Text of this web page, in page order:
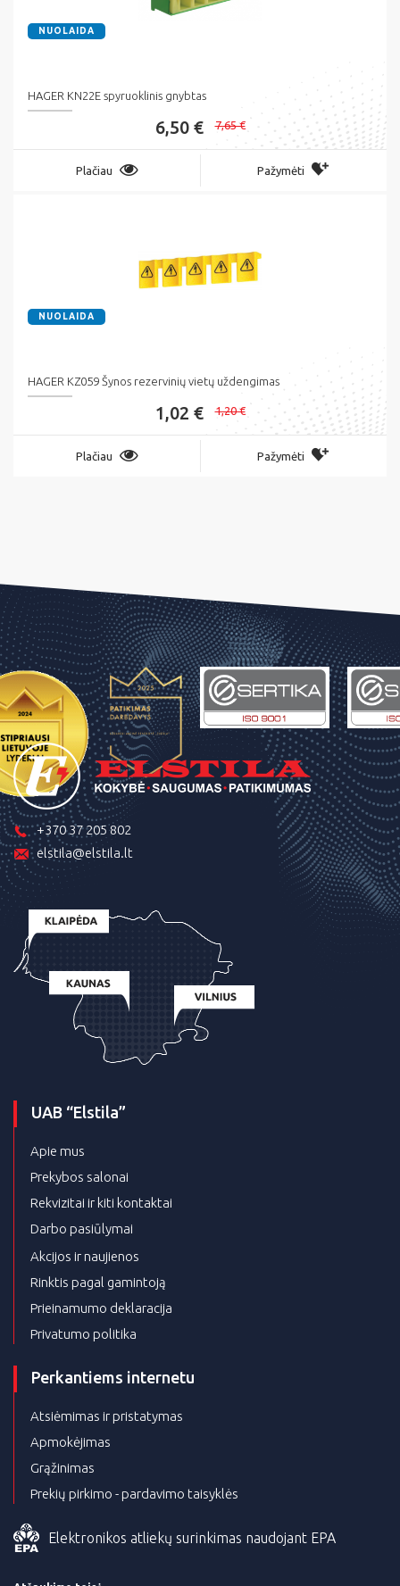
NUOLAIDA
HAGER KN22E spyruoklinis gnybtas
6,50 € 7,65 €
Plačiau Pažymėti
NUOLAIDA
HAGER KZ059 Šynos rezervinių vietų uždengimas
1,02 € 1,20 €
Plačiau Pažymėti
+370 37 205 802
elstila@elstila.lt
UAB “Elstila”
Apie mus
Prekybos salonai
Rekvizitai ir kiti kontaktai
Darbo pasiūlymai
Akcijos ir naujienos
Rinktis pagal gamintoją
Prieinamumo deklaracija
Privatumo politika
Perkantiems internetu
Atsiėmimas ir pristatymas
Apmokėjimas
Grąžinimas
Prekių pirkimo - pardavimo taisyklės
Elektronikos atliekų surinkimas naudojant EPA